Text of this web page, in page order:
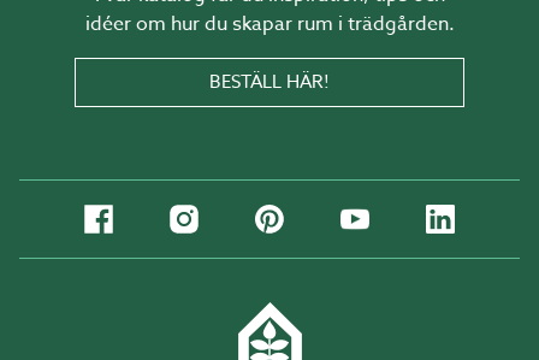
idéer om hur du skapar rum i trädgården.
BESTÄLL HÄR!